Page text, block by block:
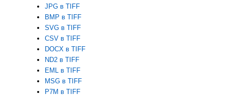
JPG в TIFF
BMP в TIFF
SVG в TIFF
CSV в TIFF
DOCX в TIFF
ND2 в TIFF
EML в TIFF
MSG в TIFF
P7M в TIFF